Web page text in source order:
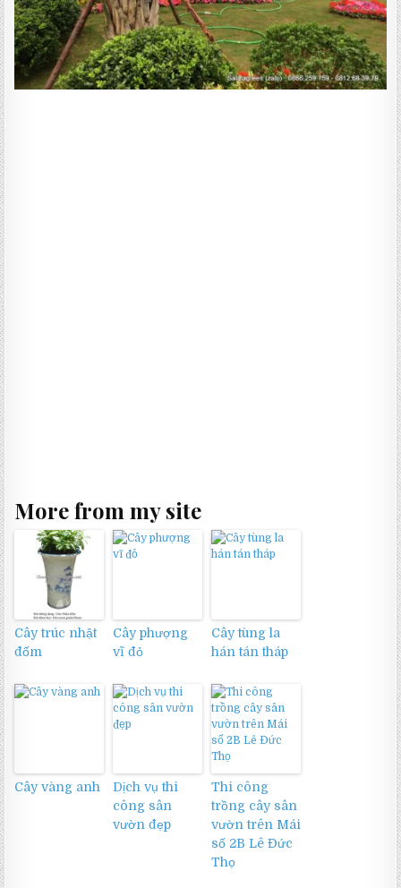
More from my site
Cây trúc nhật
đốm
Cây phượng
vĩ đỏ
Cây tùng la
hán tán tháp
Cây vàng anh
Dịch vụ thi
công sân
vườn đẹp
Thi công
trồng cây sân
vườn trên Mái
số 2B Lê Đức
Thọ